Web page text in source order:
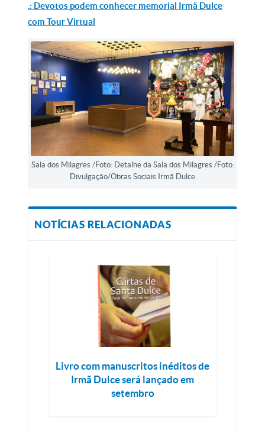
.: Devotos podem conhecer memorial Irmã Dulce
com Tour Virtual
Sala dos Milagres /Foto: Detalhe da Sala dos Milagres /Foto:
Divulgação/Obras Sociais Irmã Dulce
NOTÍCIAS RELACIONADAS
Livro com manuscritos inéditos de
Irmã Dulce será lançado em
setembro